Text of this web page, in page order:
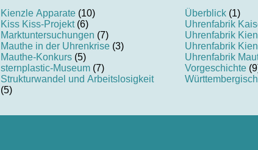
Kienzle Apparate(10)
Kiss Kiss-Projekt(6)
Marktuntersuchungen (7)
Mauthe in der Uhrenkrise(3)
Mauthe-Konkurs(5)
sternplastic-Museum(7)
Strukturwandel und Arbeitslosigkeit
(5)
Überblick (1)
Uhrenfabrik
Uhrenfabrik
Uhrenfabrik
Uhrenfabrik
Vorgeschichte